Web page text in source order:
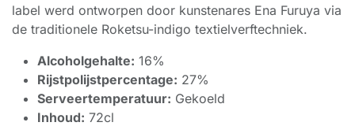
label werd ontworpen door kunstenares Ena Furuya via
de traditionele Roketsu-indigo textielverftechniek.
Alcoholgehalte: 16%
Rijstpolijstpercentage: 27%
Serveertemperatuur: Gekoeld
Inhoud: 72cl